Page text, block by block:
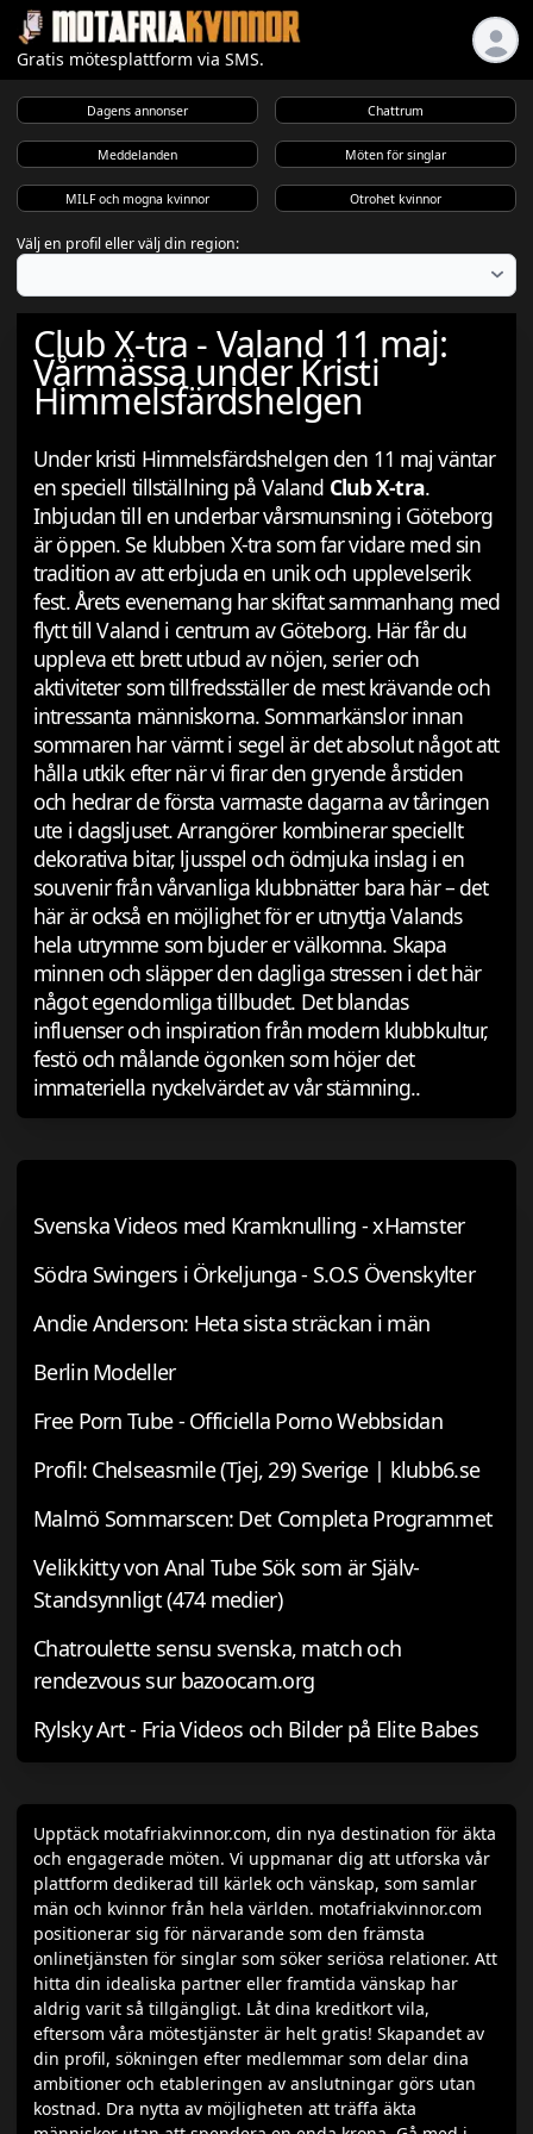
Gratis mötesplattform via SMS.
Dagens annonser Chattrum
Meddelanden Möten för singlar
MILF och mogna kvinnor Otrohet kvinnor
Välj en profil eller välj din region:
Club X-tra - Valand 11 maj:
Vårmässa under Kristi
Himmelsfärdshelgen
Under kristi Himmelsfärdshelgen den 11 maj väntar
en speciell tillställning på Valand Club X-tra.
Inbjudan till en underbar vårsmunsning i Göteborg
är öppen. Se klubben X-tra som far vidare med sin
tradition av att erbjuda en unik och upplevelserik
fest. Årets evenemang har skiftat sammanhang med
flytt till Valand i centrum av Göteborg. Här får du
uppleva ett brett utbud av nöjen, serier och
aktiviteter som tillfredsställer de mest krävande och
intressanta människorna. Sommarkänslor innan
sommaren har värmt i segel är det absolut något att
hålla utkik efter när vi firar den gryende årstiden
och hedrar de första varmaste dagarna av tåringen
ute i dagsljuset. Arrangörer kombinerar speciellt
dekorativa bitar, ljusspel och ödmjuka inslag i en
souvenir från vårvanliga klubbnätter bara här – det
här är också en möjlighet för er utnyttja Valands
hela utrymme som bjuder er välkomna. Skapa
minnen och släpper den dagliga stressen i det här
något egendomliga tillbudet. Det blandas
influenser och inspiration från modern klubbkultur,
festö och målande ögonken som höjer det
immateriella nyckelvärdet av vår stämning..
Svenska Videos med Kramknulling - xHamster
Södra Swingers i Örkeljunga - S.O.S Övenskylter
Andie Anderson: Heta sista sträckan i män
Berlin Modeller
Free Porn Tube - Officiella Porno Webbsidan
Profil: Chelseasmile (Tjej, 29) Sverige | klubb6.se
Malmö Sommarscen: Det Completa Programmet
Velikkitty von Anal Tube Sök som är Själv-
Standsynnligt (474 medier)
Chatroulette sensu svenska, match och
rendezvous sur bazoocam.org
Rylsky Art - Fria Videos och Bilder på Elite Babes
Upptäck motafriakvinnor.com, din nya destination för äkta
och engagerade möten. Vi uppmanar dig att utforska vår
plattform dedikerad till kärlek och vänskap, som samlar
män och kvinnor från hela världen. motafriakvinnor.com
positionerar sig för närvarande som den främsta
onlinetjänsten för singlar som söker seriösa relationer. Att
hitta din idealiska partner eller framtida vänskap har
aldrig varit så tillgängligt. Låt dina kreditkort vila,
eftersom våra mötestjänster är helt gratis! Skapandet av
din profil, sökningen efter medlemmar som delar dina
ambitioner och etableringen av anslutningar görs utan
kostnad. Dra nytta av möjligheten att träffa äkta